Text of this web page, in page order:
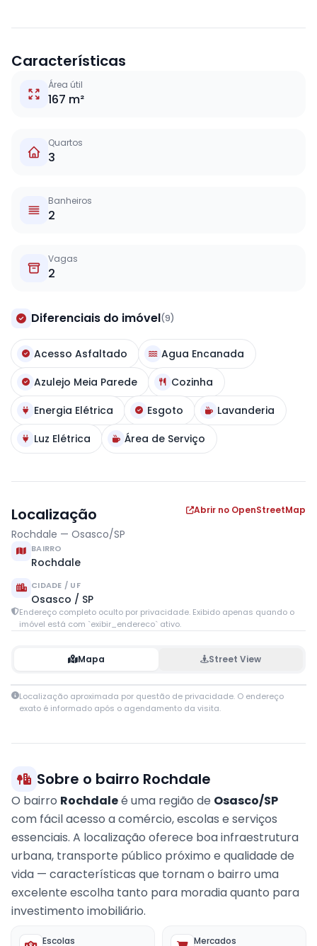
Características
Área útil
167 m²
Quartos
3
Banheiros
2
Vagas
2
Diferenciais do imóvel(9)
Acesso Asfaltado
Agua Encanada
Azulejo Meia Parede
Cozinha
Energia Elétrica
Esgoto
Lavanderia
Luz Elétrica
Área de Serviço
Localização
Rochdale — Osasco/SP
Abrir no OpenStreetMap
BAIRRO
Rochdale
CIDADE / UF
Osasco / SP
Endereço completo oculto por privacidade. Exibido apenas quando o
imóvel está com `exibir_endereco` ativo.
Mapa Street View
+
Localização aproximada por questão de privacidade. O endereço
exato é informado após o agendamento da visita.
Sobre o bairro Rochdale
O bairro Rochdaleé uma região de Osasco/SP
com fácil acesso a comércio, escolas e serviços
essenciais. A localização oferece boa infraestrutura
urbana, transporte público próximo e qualidade de
vida — características que tornam o bairro uma
excelente escolha tanto para moradia quanto para
investimento imobiliário.
Escolas
Mercados